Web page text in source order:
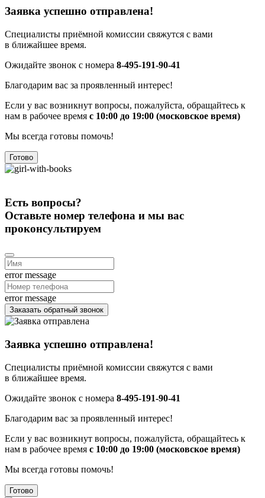
Заявка успешно отправлена!
Специалисты приёмной комиссии свяжутся с вами
в ближайшее время.
Ожидайте звонок с номера 8-495-191-90-41
Благодарим вас за проявленный интерес!
Если у вас возникнут вопросы, пожалуйста, обращайтесь к
нам в рабочее время с 10:00 до 19:00 (московское время)
Мы всегда готовы помочь!
Готово
Есть вопросы?
Оставьте номер телефона и мы вас
проконсультируем
error message
error message
Заказать обратный звонок
Заявка успешно отправлена!
Специалисты приёмной комиссии свяжутся с вами
в ближайшее время.
Ожидайте звонок с номера 8-495-191-90-41
Благодарим вас за проявленный интерес!
Если у вас возникнут вопросы, пожалуйста, обращайтесь к
нам в рабочее время с 10:00 до 19:00 (московское время)
Мы всегда готовы помочь!
Готово